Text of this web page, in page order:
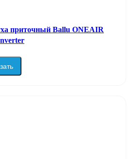
приточный Ballu ONEAIR